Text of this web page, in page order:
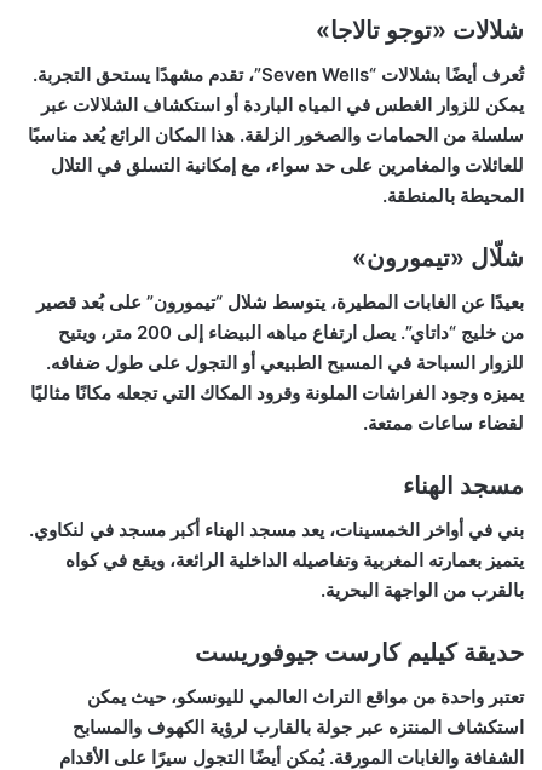
شلالات «توجو تالاجا»
تُعرف أيضًا بشلالات “Seven Wells”، تقدم مشهدًا يستحق التجربة.
يمكن للزوار الغطس في المياه الباردة أو استكشاف الشلالات عبر
سلسلة من الحمامات والصخور الزلقة. هذا المكان الرائع يُعد مناسبًا
للعائلات والمغامرين على حد سواء، مع إمكانية التسلق في التلال
المحيطة بالمنطقة.
شلّال «تيمورون»
بعيدًا عن الغابات المطيرة، يتوسط شلال “تيمورون” على بُعد قصير
من خليج “داتاي”. يصل ارتفاع مياهه البيضاء إلى 200 متر، ويتيح
للزوار السباحة في المسبح الطبيعي أو التجول على طول ضفافه.
يميزه وجود الفراشات الملونة وقرود المكاك التي تجعله مكانًا مثاليًا
لقضاء ساعات ممتعة.
مسجد الهناء
بني في أواخر الخمسينات، يعد مسجد الهناء أكبر مسجد في لنكاوي.
يتميز بعمارته المغربية وتفاصيله الداخلية الرائعة، ويقع في كواه
بالقرب من الواجهة البحرية.
حديقة كيليم كارست جيوفوريست
تعتبر واحدة من مواقع التراث العالمي لليونسكو، حيث يمكن
استكشاف المنتزه عبر جولة بالقارب لرؤية الكهوف والمسابح
الشفافة والغابات المورقة. يُمكن أيضًا التجول سيرًا على الأقدام